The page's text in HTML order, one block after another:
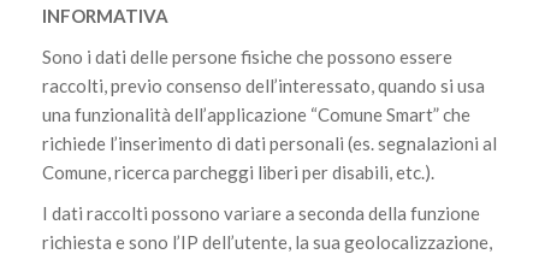
INFORMATIVA
Sono i dati delle persone fisiche che possono essere
raccolti, previo consenso dell’interessato, quando si usa
una funzionalità dell’applicazione “Comune Smart” che
richiede l’inserimento di dati personali (es. segnalazioni al
Comune, ricerca parcheggi liberi per disabili, etc.).
I dati raccolti possono variare a seconda della funzione
richiesta e sono l’IP dell’utente, la sua geolocalizzazione,